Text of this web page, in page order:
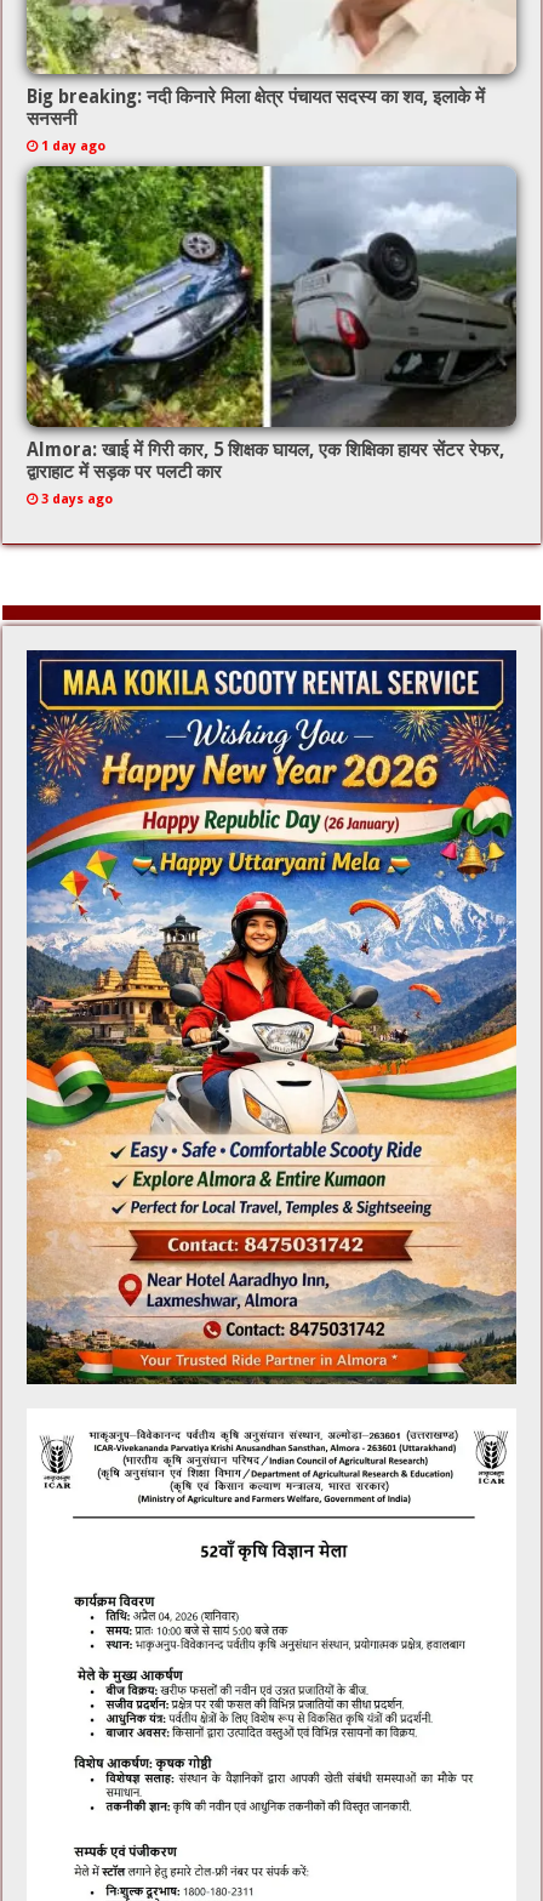
Big breaking: नदी किनारे मिला क्षेत्र पंचायत सदस्य का शव, इलाके में
सनसनी
1 day ago
Almora: खाई में गिरी कार, 5 शिक्षक घायल, एक शिक्षिका हायर सेंटर रेफर,
द्वाराहाट में सड़क पर पलटी कार
3 days ago